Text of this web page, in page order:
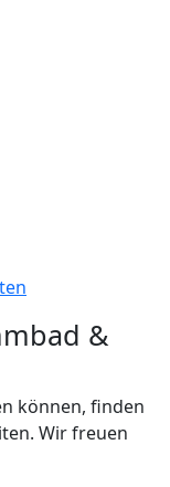
&
können, finden
Wir freuen